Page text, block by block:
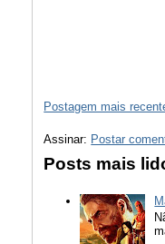
Postagem mais
Assinar: Postar
Posts mais